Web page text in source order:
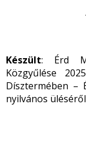
Készült: Érd
Közgyűlése
Dísztermében –
nyilvános üléséről